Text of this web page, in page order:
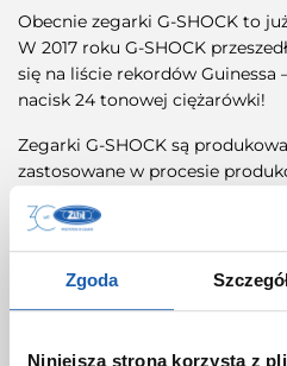
Zgoda
Niniejsza strona korzysta z
Obecnie zegarki G-SHOCK to
W 2017 roku G-SHOCK
się na liście rekordów Guinessa
nacisk 24 tonowej ciężarówki!
Zegarki G-SHOCK są
zastosowane w procesie
charakteryzuje japońskiego
kwarcowych.